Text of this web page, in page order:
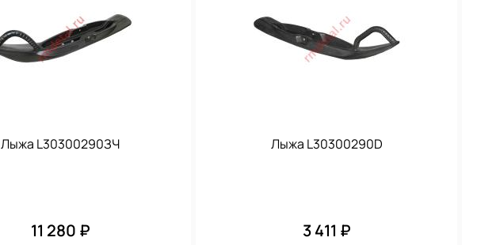
Лыжа L30300290ЗЧ
11 280 ₽
Лыжа L30300290D
3 411 ₽